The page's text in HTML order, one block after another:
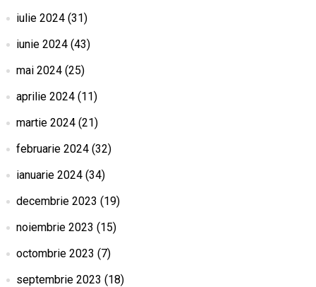
iulie 2024(31)
iunie 2024(43)
mai 2024(25)
aprilie 2024(11)
martie 2024(21)
februarie 2024(32)
ianuarie 2024(34)
decembrie 2023 (19)
noiembrie 2023 (15)
octombrie 2023 (7)
septembrie 2023 (18)